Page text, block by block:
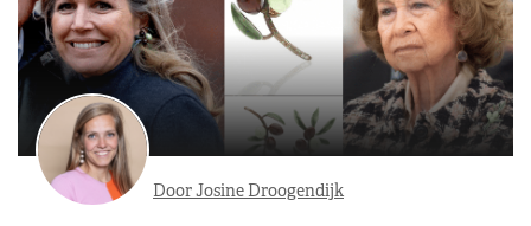
Door Josine Droogendijk